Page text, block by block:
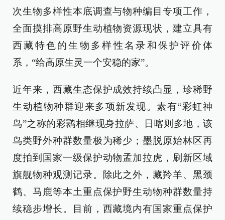
次生物多样性本底调查与物种编目专项工作，
全面摸排高原野生动植物资源现状，建立具有
西藏特色的生物多样性名录和保护评价体
系，“给高原生灵一个安稳的家”。
近年来，西藏生态保护成效持续凸显，珍稀野
生动植物种群迎来多项新发现。素有“彩虹神
鸟”之称的彩鹮相继现身拉萨、日喀则多地，该
鸟类野外种群数量极为稀少；墨脱原始林区再
度拍到国家一级保护动物孟加拉虎，刷新区域
旗舰物种观测记录。除此之外，藏羚羊、黑颈
鹤、马鹿等本土重点保护野生动物种群数量持
续稳步增长。目前，西藏境内有国家重点保护